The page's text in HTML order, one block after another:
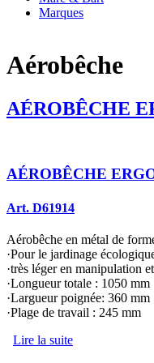
Marques
Aérobêche
AÉROBÊCHE
AÉROBÊCHE
Art. D61914
Aérobêche en métal de
·Pour le jardinage
·très léger en manipulation
·Longueur totale : 1050 mm
·Largueur poignée: 360 mm
·Plage de travail : 245 mm
Lire la suite